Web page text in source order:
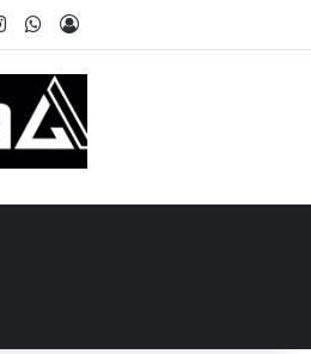
Tube
InstagramWhatsApp
Accedi